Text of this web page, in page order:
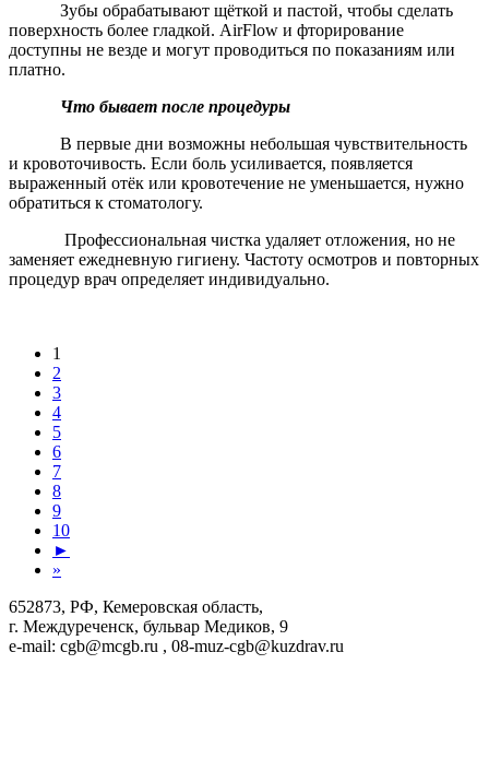
Зубы обрабатывают щёткой и пастой, чтобы сделать
поверхность более гладкой. AirFlow и фторирование
доступны не везде и могут проводиться по показаниям или
платно.
Что бывает после процедуры
В первые дни возможны небольшая чувствительность
и кровоточивость. Если боль усиливается, появляется
выраженный отёк или кровотечение не уменьшается, нужно
обратиться к стоматологу.
Профессиональная чистка удаляет отложения, но не
заменяет ежедневную гигиену. Частоту осмотров и повторных
процедур врач определяет индивидуально.
1
2
3
4
5
6
7
8
9
10
►
»
652873, РФ, Кемеровская область,
г. Междуреченск, бульвар Медиков, 9
e-mail: cgb@mcgb.ru , 08-muz-cgb@kuzdrav.ru